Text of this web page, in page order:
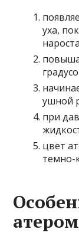
уха,
ушной
при
цвет
темно-